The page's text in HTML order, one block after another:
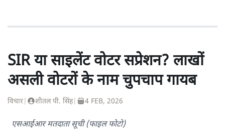
SIR या साइलेंट वोटर सप्रेशन? लाखों
असली वोटरों के नाम चुपचाप गायब
विचार शीतल पी. सिंह| 4 FEB, 2026